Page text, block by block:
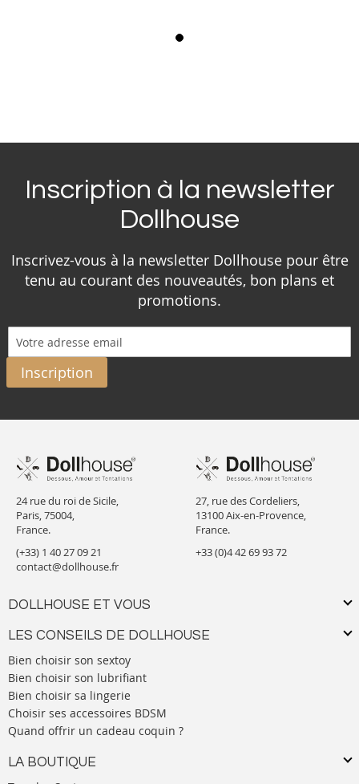
Inscription à la newsletter
Dollhouse
Inscrivez-vous à la newsletter Dollhouse pour être
tenu au courant des nouveautés, bon plans et
promotions.
Inscription
24 rue du roi de Sicile,
Paris, 75004,
France.
(+33) 1 40 27 09 21
contact@dollhouse.fr
DOLLHOUSE ET VOUS
LES CONSEILS DE DOLLHOUSE
Bien choisir son sextoy
Bien choisir son lubrifiant
Bien choisir sa lingerie
Choisir ses accessoires BDSM
Quand offrir un cadeau coquin ?
LA BOUTIQUE
27, rue des Cordeliers,
13100 Aix-en-Provence,
France.
+33 (0)4 42 69 93 72